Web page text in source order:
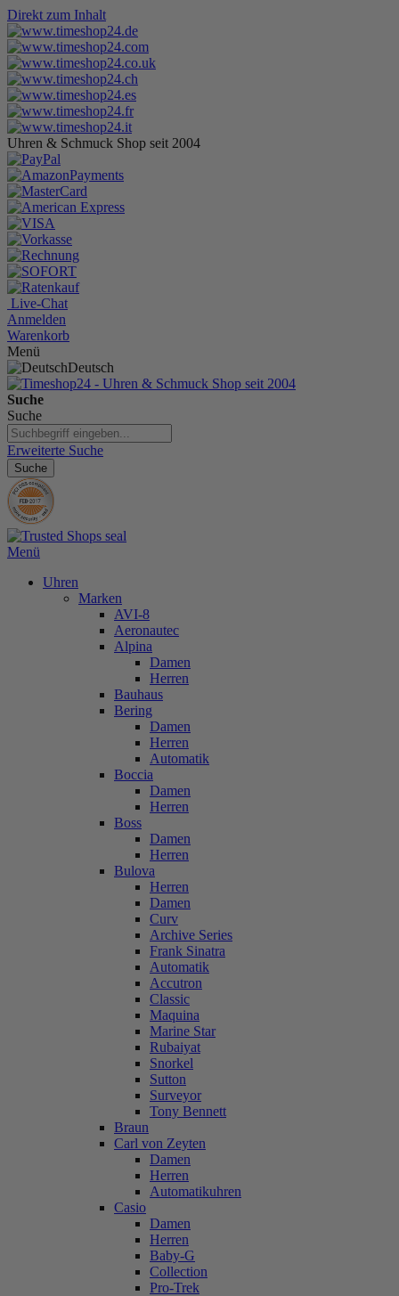
Direkt zum Inhalt
Uhren & Schmuck Shop seit 2004
Live-Chat
Anmelden
Warenkorb
Menü
Deutsch
Suche
Suche
Erweiterte Suche
Suche
Menü
Uhren
Marken
AVI-8
Aeronautec
Alpina
Damen
Herren
Bauhaus
Bering
Damen
Herren
Automatik
Boccia
Damen
Herren
Boss
Damen
Herren
Bulova
Herren
Damen
Curv
Archive Series
Frank Sinatra
Automatik
Accutron
Classic
Maquina
Marine Star
Rubaiyat
Snorkel
Sutton
Surveyor
Tony Bennett
Braun
Carl von Zeyten
Damen
Herren
Automatikuhren
Casio
Damen
Herren
Baby-G
Collection
Pro-Trek